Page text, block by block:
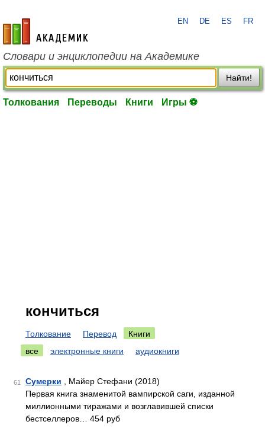
academic.ru
EN DE ES FR
Словари и энциклопедии на Академике
Найти!
Толкования Переводы Книги Игры ⚽
кончиться
Толкование Перевод
Книги
все
электронные книги аудиокниги
61 Сумерки , Майер Стефани (2018)
Первая книга знаменитой вампирской саги, изданной
миллионными тиражами и возглавившей списки
бестселлеров… 454 руб